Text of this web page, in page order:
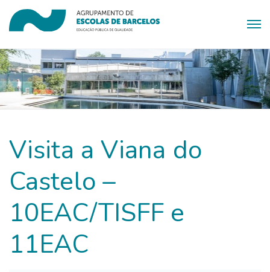
Visita a Viana do
Castelo –
10EAC/TISFF e
11EAC